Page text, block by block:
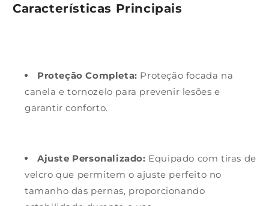
Características Principais
Proteção Completa: Proteção focada na
canela e tornozelo para prevenir lesões e
garantir conforto.
Ajuste Personalizado: Equipado com tiras de
velcro que permitem o ajuste perfeito no
tamanho das pernas, proporcionando